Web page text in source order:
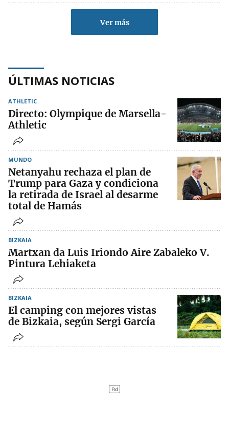
Ver más
ÚLTIMAS NOTICIAS
ATHLETIC
Directo: Olympique de Marsella-
Athletic
MUNDO
Netanyahu rechaza el plan de
Trump para Gaza y condiciona
la retirada de Israel al desarme
total de Hamás
BIZKAIA
Martxan da Luis Iriondo Aire Zabaleko V.
Pintura Lehiaketa
BIZKAIA
El camping con mejores vistas
de Bizkaia, según Sergi García